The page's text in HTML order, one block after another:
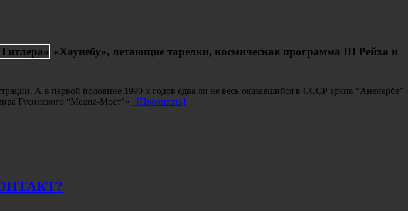
«Хаунебу», летающие тарелки, космическая программа III Рейха и
А в первой половине 1990-х годов едва ли не весь оказавшийся в СССР архив “Аненербе”
Гусинского “Медиа-Мост”»
[Прочитать]